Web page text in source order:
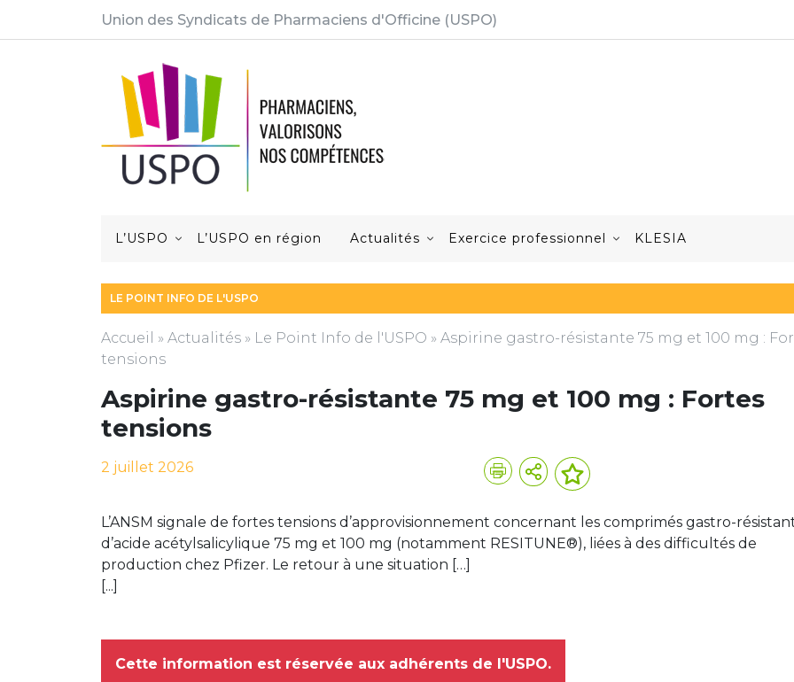
Union des Syndicats de Pharmaciens d'Officine (USPO)
L’USPO L’USPO en région Actualités Exercice professionnel KLESIA
LE POINT INFO DE L'USPO
Accueil » Actualités » Le Point Info de l'USPO » Aspirine gastro-résistante 75 mg et 100 mg :
tensions
Aspirine gastro-résistante 75 mg et 100 mg : Fortes
tensions
2 juillet 2026
L’ANSM signale de fortes tensions d’approvisionnement concernant les comprimés gastro-
d’acide acétylsalicylique 75 mg et 100 mg (notamment RESITUNE®), liées à des difficultés de
production chez Pfizer. Le retour à une situation […]
[...]
Cette information est réservée aux adhérents de l'USPO.